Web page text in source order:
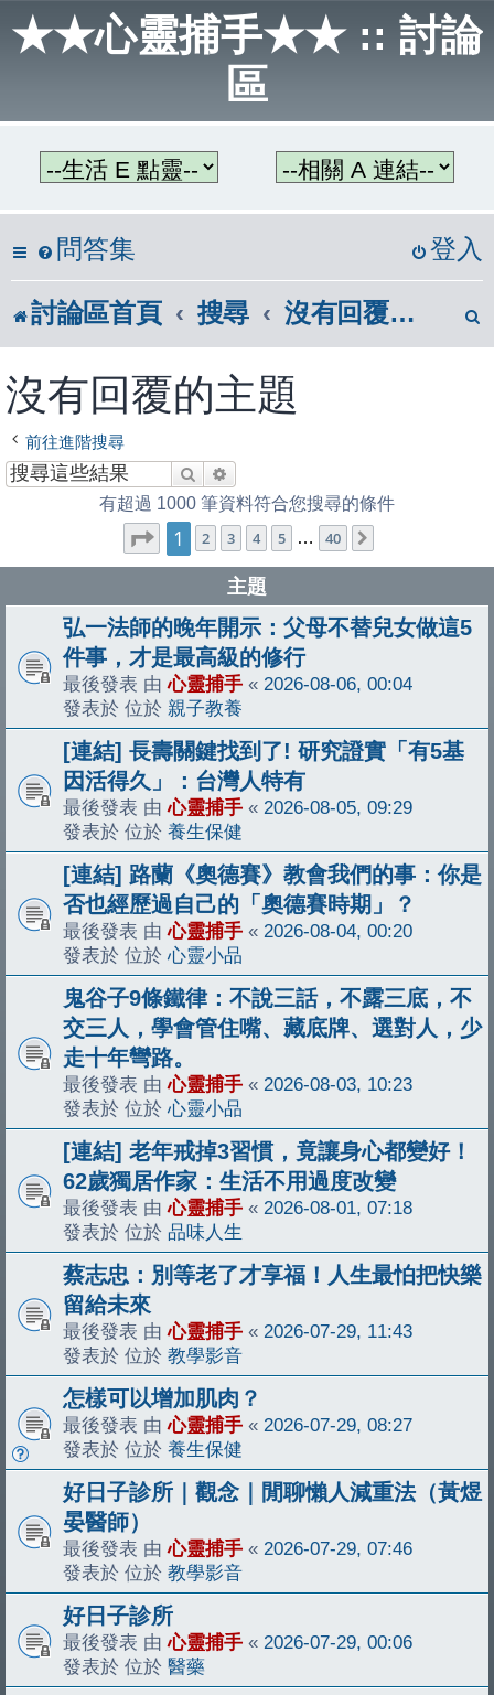
★★心靈捕手★★ :: 討論
區
問答集 登入
討論區首頁 搜尋 沒有回覆的主題
沒有回覆的主題
前往進階搜尋
搜尋
有超過 1000 筆資料符合您搜尋的條件
第 1頁 (共 40 頁)
1 2 3 4 5 … 40
主題
弘一法師的晚年開示：父母不替兒女做這5
件事，才是最高級的修行
最後發表 由心靈捕手 « 2026-08-06, 00:04
發表於 位於 親子教養
[連結] 長壽關鍵找到了! 研究證實「有5基
因活得久」：台灣人特有
最後發表 由心靈捕手 « 2026-08-05, 09:29
發表於 位於 養生保健
[連結] 路蘭《奧德賽》教會我們的事：你是
否也經歷過自己的「奧德賽時期」？
最後發表 由心靈捕手 « 2026-08-04, 00:20
發表於 位於心靈小品
鬼谷子9條鐵律：不說三話，不露三底，不
交三人，學會管住嘴、藏底牌、選對人，少
走十年彎路。
最後發表 由心靈捕手 « 2026-08-03, 10:23
發表於 位於心靈小品
[連結] 老年戒掉3習慣，竟讓身心都變好！
62歲獨居作家：生活不用過度改變
最後發表 由心靈捕手 « 2026-08-01, 07:18
發表於 位於 品味人生
蔡志忠：別等老了才享福！人生最怕把快樂
留給未來
最後發表 由心靈捕手 « 2026-07-29, 11:43
發表於 位於 教學影音
怎樣可以增加肌肉？
最後發表 由心靈捕手 « 2026-07-29, 08:27
發表於 位於 養生保健
好日子診所｜觀念｜閒聊懶人減重法（黃煜
晏醫師）
最後發表 由心靈捕手 « 2026-07-29, 07:46
發表於 位於 教學影音
好日子診所
最後發表 由心靈捕手 « 2026-07-29, 00:06
發表於 位於 醫藥